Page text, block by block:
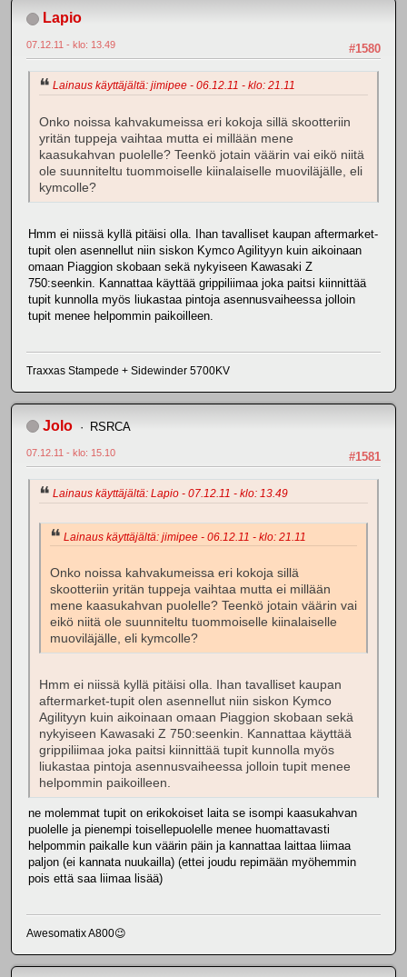
Lapio
#1580
07.12.11 - klo: 13.49
Lainaus käyttäjältä: jimipee - 06.12.11 - klo: 21.11
Onko noissa kahvakumeissa eri kokoja sillä skootteriin
yritän tuppeja vaihtaa mutta ei millään mene
kaasukahvan puolelle? Teenkö jotain väärin vai eikö niitä
ole suunniteltu tuommoiselle kiinalaiselle muoviläjälle, eli
kymcolle?
Hmm ei niissä kyllä pitäisi olla. Ihan tavalliset kaupan aftermarket-
tupit olen asennellut niin siskon Kymco Agilityyn kuin aikoinaan
omaan Piaggion skobaan sekä nykyiseen Kawasaki Z
750:seenkin. Kannattaa käyttää grippiliimaa joka paitsi kiinnittää
tupit kunnolla myös liukastaa pintoja asennusvaiheessa jolloin
tupit menee helpommin paikoilleen.
Traxxas Stampede + Sidewinder 5700KV
Jolo RSRCA
#1581
07.12.11 - klo: 15.10
Lainaus käyttäjältä: Lapio - 07.12.11 - klo: 13.49
Lainaus käyttäjältä: jimipee - 06.12.11 - klo: 21.11
Onko noissa kahvakumeissa eri kokoja sillä
skootteriin yritän tuppeja vaihtaa mutta ei millään
mene kaasukahvan puolelle? Teenkö jotain väärin vai
eikö niitä ole suunniteltu tuommoiselle kiinalaiselle
muoviläjälle, eli kymcolle?
Hmm ei niissä kyllä pitäisi olla. Ihan tavalliset kaupan
aftermarket-tupit olen asennellut niin siskon Kymco
Agilityyn kuin aikoinaan omaan Piaggion skobaan sekä
nykyiseen Kawasaki Z 750:seenkin. Kannattaa käyttää
grippiliimaa joka paitsi kiinnittää tupit kunnolla myös
liukastaa pintoja asennusvaiheessa jolloin tupit menee
helpommin paikoilleen.
ne molemmat tupit on erikokoiset laita se isompi kaasukahvan
puolelle ja pienempi toisellepuolelle menee huomattavasti
helpommin paikalle kun väärin päin ja kannattaa laittaa liimaa
paljon (ei kannata nuukailla) (ettei joudu repimään myöhemmin
pois että saa liimaa lisää)
Awesomatix A800😉